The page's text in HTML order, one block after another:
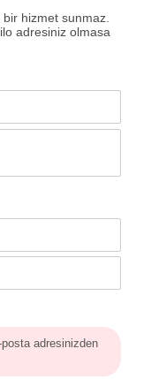
hizmet sunmaz.
adresiniz olmasa
adresinizden